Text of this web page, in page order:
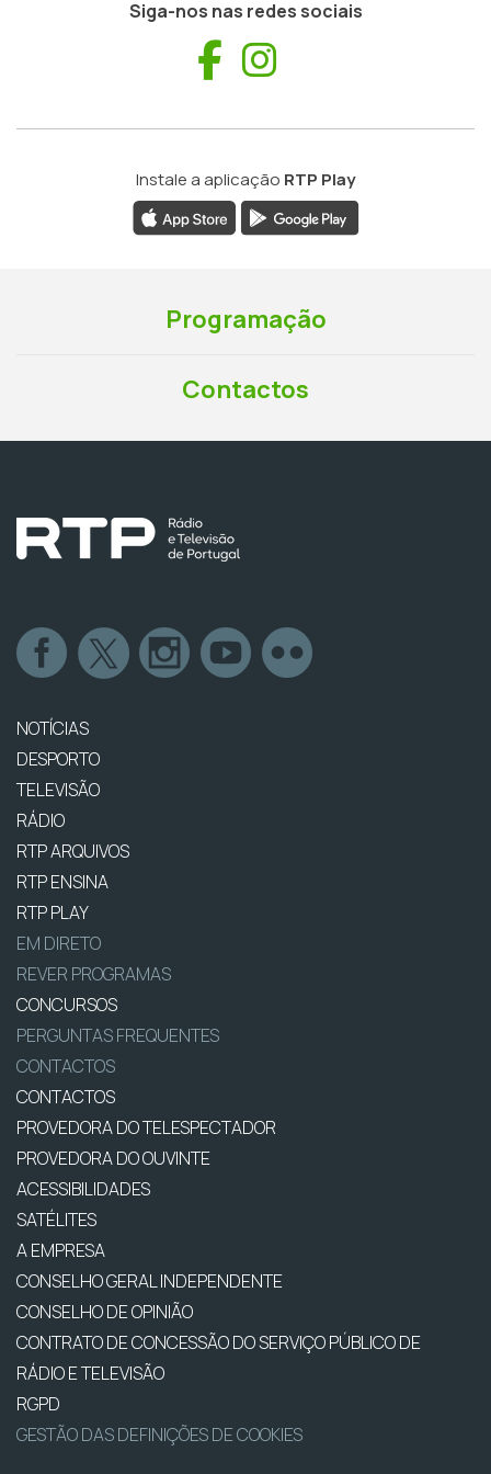
Siga-nos nas redes sociais
Facebook
Instale a aplicação RTP Play
Programação
Contactos
NOTÍCIAS
DESPORTO
TELEVISÃO
RÁDIO
RTP ARQUIVOS
RTP ENSINA
RTP PLAY
EM DIRETO
REVER PROGRAMAS
CONCURSOS
PERGUNTAS FREQUENTES
CONTACTOS
CONTACTOS
PROVEDORA DO TELESPECTADOR
PROVEDORA DO OUVINTE
ACESSIBILIDADES
SATÉLITES
A EMPRESA
CONSELHO GERAL INDEPENDENTE
CONSELHO DE OPINIÃO
CONTRATO DE CONCESSÃO DO SERVIÇO PÚBLICO DE
RÁDIO E TELEVISÃO
RGPD
GESTÃO DAS DEFINIÇÕES DE COOKIES